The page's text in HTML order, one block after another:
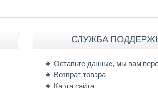
СЛУЖБА
Оставьте данные, мы вам
Возврат товара
Карта сайта